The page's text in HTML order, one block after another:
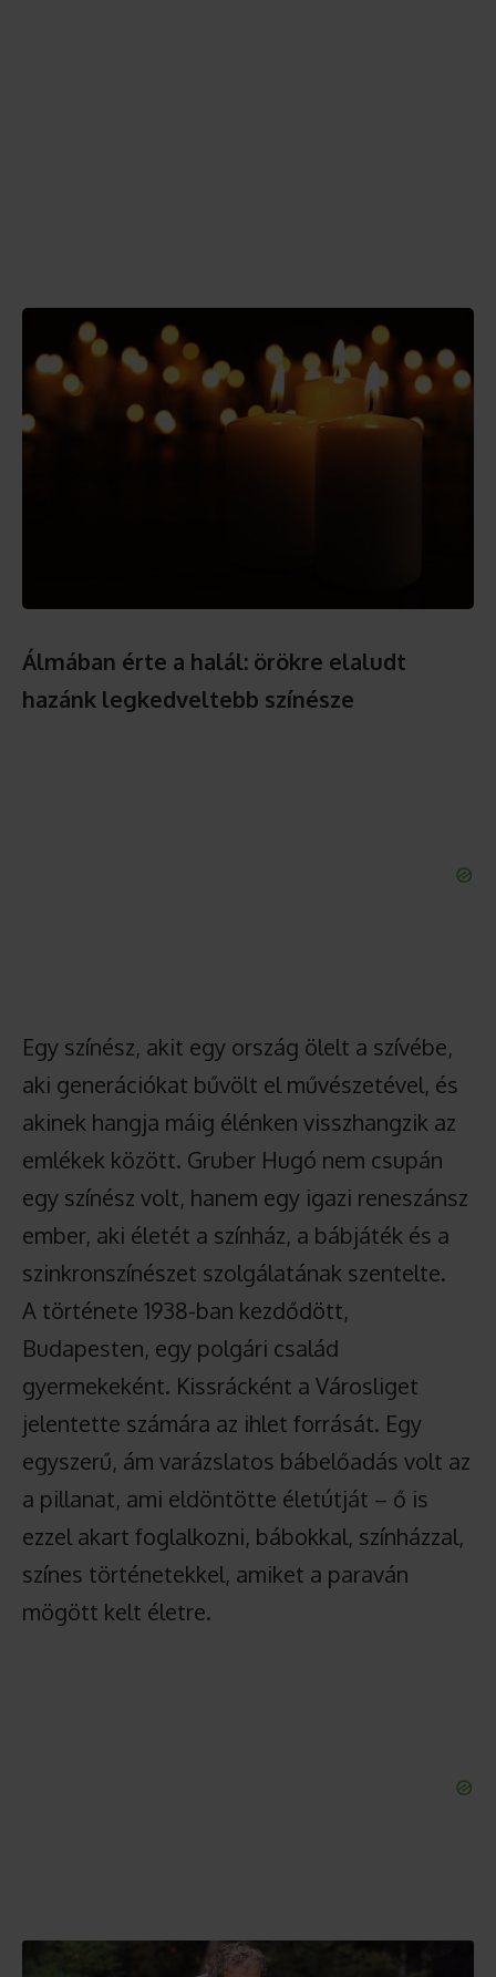
Álmában érte a halál: örökre elaludt
hazánk legkedveltebb színésze
Egy színész, akit egy ország ölelt a szívébe,
aki generációkat bűvölt el művészetével, és
akinek hangja máig élénken visszhangzik az
emlékek között. Gruber Hugó nem csupán
egy színész volt, hanem egy igazi reneszánsz
ember, aki életét a színház, a bábjáték és a
szinkronszínészet szolgálatának szentelte.
A története 1938-ban kezdődött,
Budapesten, egy polgári család
gyermekeként. Kissrácként a Városliget
jelentette számára az ihlet forrását. Egy
egyszerű, ám varázslatos bábelőadás volt az
a pillanat, ami eldöntötte életútját – ő is
ezzel akart foglalkozni, bábokkal, színházzal,
színes történetekkel, amiket a paraván
mögött kelt életre.